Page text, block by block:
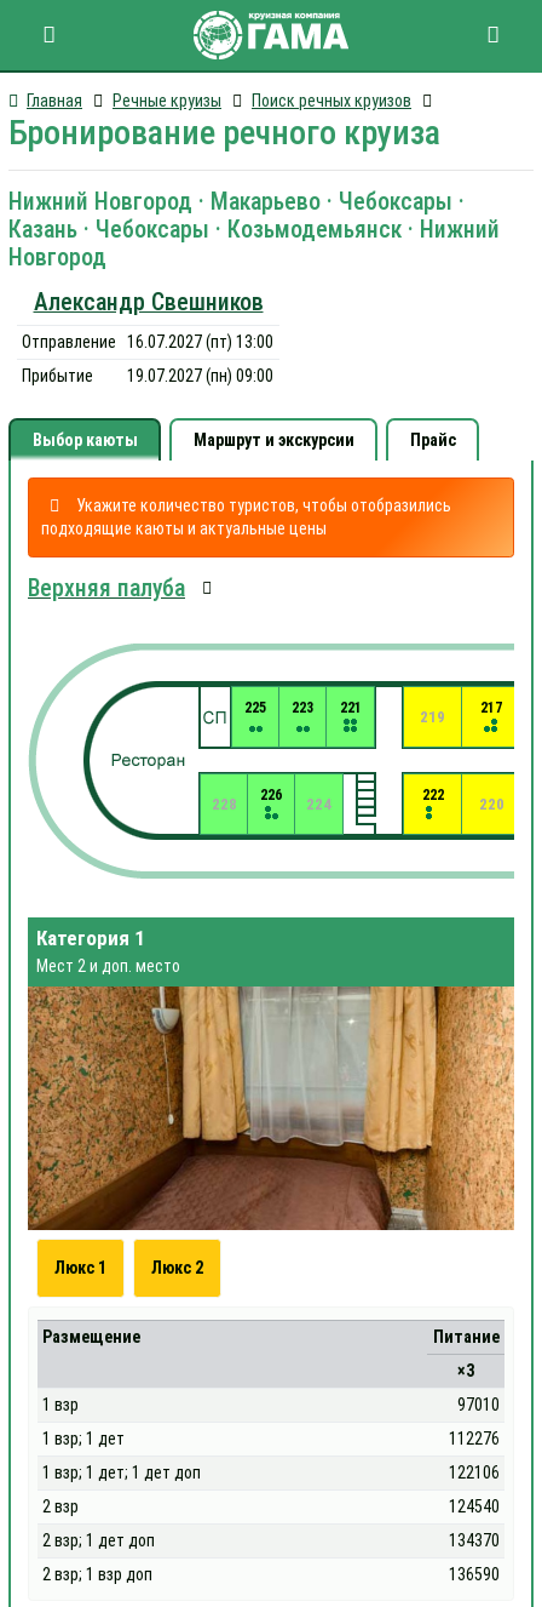
Главная Речные круизы Поиск речных круизов
Бронирование речного круиза
Нижний Новгород · Макарьево · Чебоксары ·
Казань · Чебоксары · Козьмодемьянск · Нижний
Новгород
Александр Свешников
Отправление
16.07.2027 (пт) 13:00
Прибытие
19.07.2027 (пн) 09:00
Выбор каюты Маршрут и экскурсии Прайс
Укажите количество туристов, чтобы отобразились
подходящие каюты и актуальные цены
Верхняя палуба
217
219
220
221
222
223
224
225
226
228
Категория 1
Мест 2 и доп. место
Люкс 1 Люкс 2
Размещение
Питание
×3
1 взр
97010
1 взр; 1 дет
112276
1 взр; 1 дет; 1 дет доп
122106
2 взр
124540
2 взр; 1 дет доп
134370
2 взр; 1 взр доп
136590